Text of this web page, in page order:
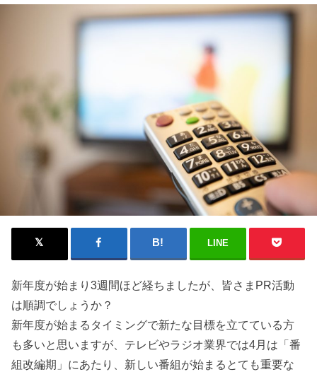
LINE
新年度が始まり3週間ほど経ちましたが、皆さまPR活動
は順調でしょうか？
新年度が始まるタイミングで新たな目標を立てている方
も多いと思いますが、テレビやラジオ業界では4月は「番
組改編期」にあたり、新しい番組が始まるとても重要な